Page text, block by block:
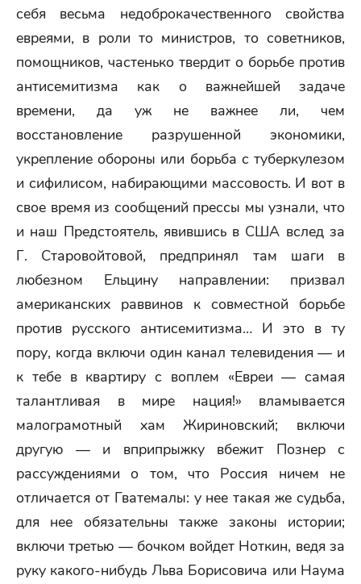
себя весьма недоброкачественного свойства
евреями, в роли то министров, то советников,
помощников, частенько твердит о борьбе против
антисемитизма как о важнейшей задаче
времени, да уж не важнее ли, чем
восстановление разрушенной экономики,
укрепление обороны или борьба с туберкулезом
и сифилисом, набирающими массовость. И вот в
свое время из сообщений прессы мы узнали, что
и наш Предстоятель, явившись в США вслед за
Г. Старовойтовой, предпринял там шаги в
любезном Ельцину направлении: призвал
американских раввинов к совместной борьбе
против русского антисемитизма… И это в ту
пору, когда включи один канал телевидения — и
к тебе в квартиру с воплем «Евреи — самая
талантливая в мире нация!» вламывается
малограмотный хам Жириновский; включи
другую — и вприпрыжку вбежит Познер с
рассуждениями о том, что Россия ничем не
отличается от Гватемалы: у нее такая же судьба,
для нее обязательны также законы истории;
включи третью — бочком войдет Ноткин, ведя за
руку какого-нибудь Льва Борисовича или Наума